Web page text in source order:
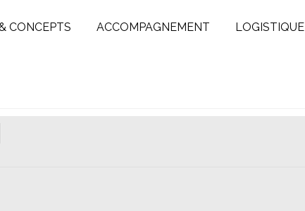
CONCEPTS ACCOMPAGNEMENT LOGISTIQUE